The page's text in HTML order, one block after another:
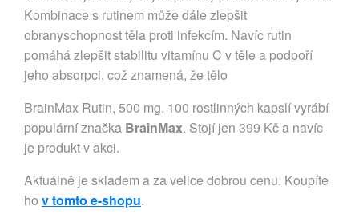
Kombinace s rutinem může dále zlepšit
obranyschopnost těla proti infekcím. Navíc rutin
pomáhá zlepšit stabilitu vitamínu C v těle a podpoří
jeho absorpci, což znamená, že tělo
BrainMax Rutin, 500 mg, 100 rostlinných kapslí vyrábí
populární značka BrainMax. Stojí jen 399 Kč a navíc
je produkt v akci.
Aktuálně je skladem a za velice dobrou cenu. Koupíte
ho v tomto e-shopu.